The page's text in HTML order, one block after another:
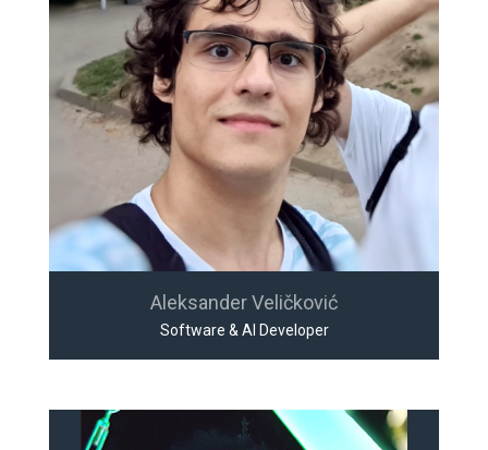
Aleksander Veličković
Software & AI Developer